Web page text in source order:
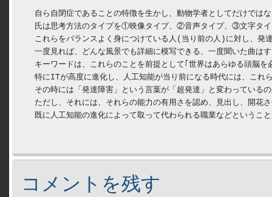
自ら自閉症であることの特徴を生かし、動物学者としてだけでは
氏は思考方法のタイプを①映像タイプ、②音声タイプ、③文字タ
これらをバランスよく身につけている人(当り前の人)に対し、発
一度見れば、どんな風景でも詳細に模写できる、一度聞いた曲
キーワードは、これらのことを前提として｢世界はあらゆる頭脳
特にITが高度に進化し、人工知能が当り前になる時代には、これ
その時には「発達障害」という言葉が「超発達」と変わっている
ただし、それには、それらの能力の有用さを認め、見出し、開花
既に人工知能の進化によって取って代わられる職業などというこ
コメントを残す